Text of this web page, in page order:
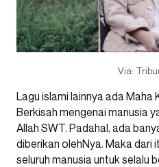
Via:
Lagu islami lainnya ada Maha
Berkisah mengenai manusia
Allah SWT. Padahal, ada
diberikan olehNya. Maka dari
seluruh manusia untuk selalu